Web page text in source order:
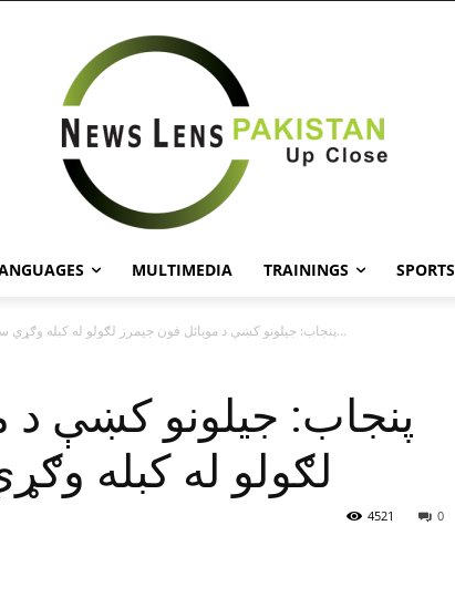
MULTIMEDIA TRAININGS SPORTS
پنجاب: جيلونو کښې د موبائل فون جيمرز لګولو له کبله وګړي ستونزو...
پنجاب: جيلونو کښې د
لګولو له کبله
0
4521